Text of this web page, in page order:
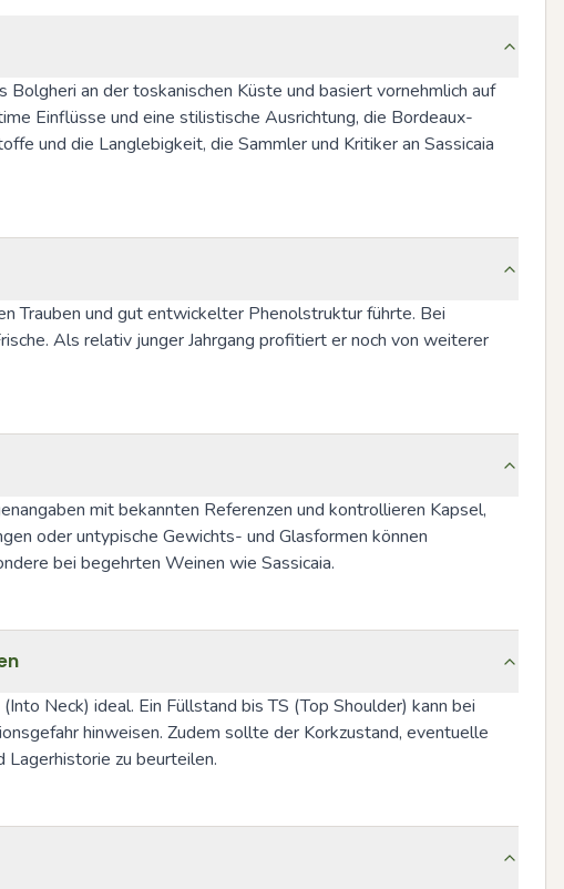
an der toskanischen Küste und basiert vornehmlich auf
Einflüsse und eine stilistische Ausrichtung, die Bordeaux-
und die Langlebigkeit, die Sammler und Kritiker an Sassicaia
Trauben und gut entwickelter Phenolstruktur führte. Bei
Als relativ junger Jahrgang profitiert er noch von weiterer
mit bekannten Referenzen und kontrollieren Kapsel,
oder untypische Gewichts- und Glasformen können
bei begehrten Weinen wie Sassicaia.
Neck) ideal. Ein Füllstand bis TS (Top Shoulder) kann bei
hinweisen. Zudem sollte der Korkzustand, eventuelle
zu beurteilen.